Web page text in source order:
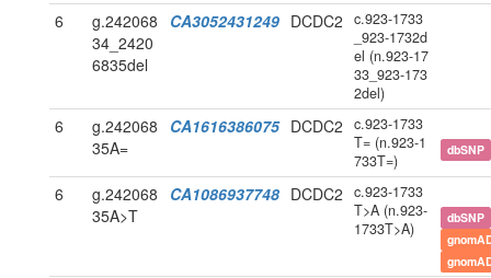
6
g.242068
34_2420
6835del
CA3052431249 DCDC2
c.923-1733
_923-1732d
el (n.923-17
33_923-173
2del)
6
g.242068
35A=
CA1616386075 DCDC2
c.923-1733
T= (n.923-1
733T=)
dbSNP
6
g.242068
35A>T
CA1086937748 DCDC2
c.923-1733
T>A (n.923-
1733T>A)
dbSNP